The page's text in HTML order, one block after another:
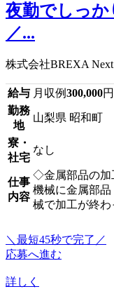
夜勤でしっか
／...
株式会社BREXA Next
給与 月収例300,000円
勤務
地
山梨県 昭和町
寮・
社宅
なし
仕事
内容
◇金属部品の
機械に金属部
械で加工が終わ
＼最短45秒で完了／
応募へ進む
詳しく